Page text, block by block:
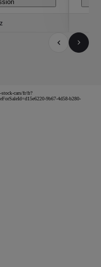
cars/fr/fr?
9b67-4d58-b280-